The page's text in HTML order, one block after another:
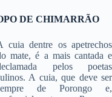
DE CHIMARRÃO
cuia dentre os apetrechos
mate, é a mais cantada e
pelos poetas
A cuia, que deve ser
de Porongo e,